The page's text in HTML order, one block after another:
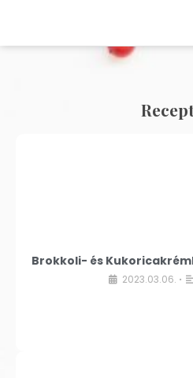
Brokkoli- és
2023.03.06. •